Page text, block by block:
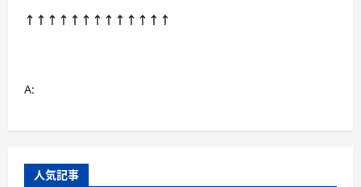
↑↑↑↑↑↑↑↑↑↑↑↑↑
A:
人気記事